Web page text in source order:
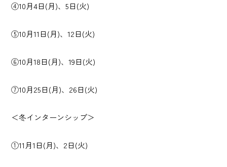
④10月4日(月)、5日(火)
⑤10月11日(月)、12日(火)
⑥10月18日(月)、19日(火)
⑦10月25日(月)、26日(火)
＜冬インターンシップ＞
①11月1日(月)、2日(火)